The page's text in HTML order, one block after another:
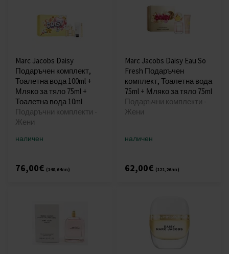
Marc Jacobs Daisy
Подаръчен комплект,
Тоалетна вода 100ml +
Мляко за тяло 75ml +
Тоалетна вода 10ml
Подаръчни комплекти -
Жени
наличен
76,00€ (148,64лв)
Marc Jacobs Daisy Eau So
Fresh Подаръчен
комплект, Тоалетна вода
75ml + Мляко за тяло 75ml
Подаръчни комплекти -
Жени
наличен
62,00€ (121,26лв)